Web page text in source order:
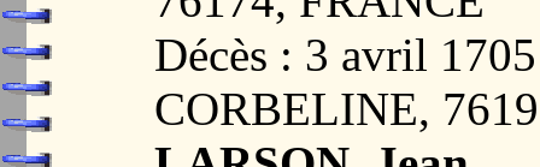
Décès : 3 avril
CORBELINE,